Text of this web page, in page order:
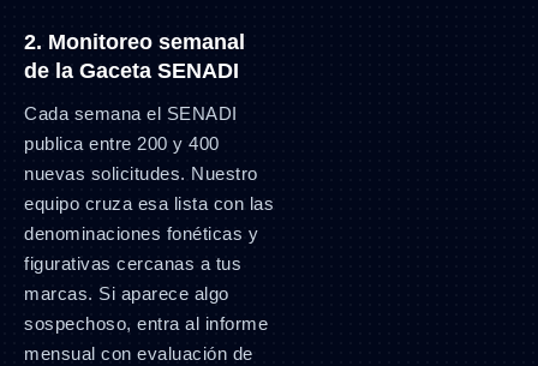
2. Monitoreo semanal
de la Gaceta SENADI
Cada semana el SENADI
publica entre 200 y 400
nuevas solicitudes. Nuestro
equipo cruza esa lista con las
denominaciones fonéticas y
figurativas cercanas a tus
marcas. Si aparece algo
sospechoso, entra al informe
mensual con evaluación de